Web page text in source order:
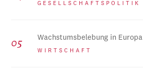
GESELLSCHAFTSPOLITIK
Wachstumsbelebung in Europa
WIRTSCHAFT